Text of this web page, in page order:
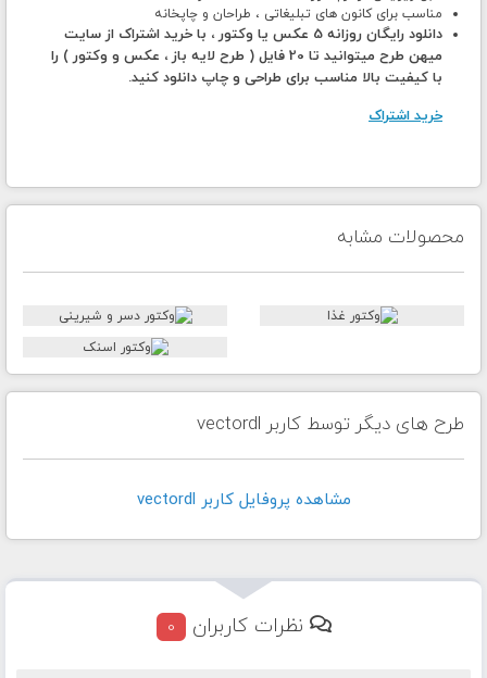
مناسب برای کانون های تبلیغاتی ، طراحان و چاپخانه
دانلود رایگان روزانه 5 عکس یا وکتور ، با خرید اشتراک از سایت
میهن طرح میتوانید تا 20 فایل ( طرح لایه باز ، عکس و وکتور ) را
با کیفیت بالا مناسب برای طراحی و چاپ دانلود کنید.
خرید اشتراک
محصولات مشابه
طرح های دیگر توسط کاربر vectordl
مشاهده پروفايل کاربر vectordl
نظرات کاربران 0